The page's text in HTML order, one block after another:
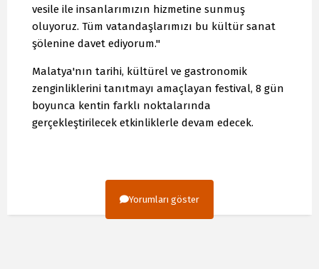
vesile ile insanlarımızın hizmetine sunmuş
oluyoruz. Tüm vatandaşlarımızı bu kültür sanat
şölenine davet ediyorum."
Malatya'nın tarihi, kültürel ve gastronomik
zenginliklerini tanıtmayı amaçlayan festival, 8 gün
boyunca kentin farklı noktalarında
gerçekleştirilecek etkinliklerle devam edecek.
Yorumları göster